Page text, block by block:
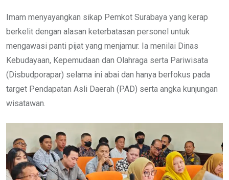
Imam menyayangkan sikap Pemkot Surabaya yang kerap
berkelit dengan alasan keterbatasan personel untuk
mengawasi panti pijat yang menjamur. Ia menilai Dinas
Kebudayaan, Kepemudaan dan Olahraga serta Pariwisata
(Disbudporapar) selama ini abai dan hanya berfokus pada
target Pendapatan Asli Daerah (PAD) serta angka kunjungan
wisatawan.